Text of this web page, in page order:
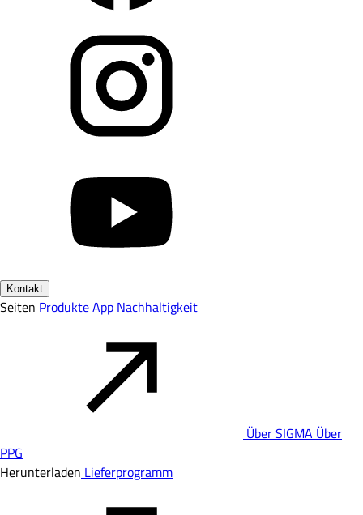
Kontakt
Seiten ProdukteApp Nachhaltigkeit
Über SIGMA Über
PPG
Herunterladen Lieferprogramm